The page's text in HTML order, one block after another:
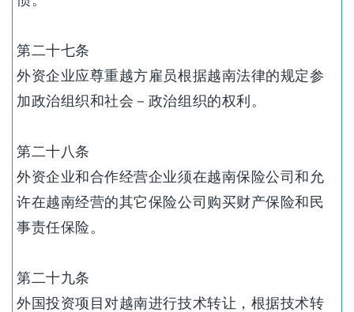
第二十七条
外资企业应尊重越方雇员根据越南法律的规定参
加政治组织和社会－政治组织的权利。
第二十八条
外资企业和合作经营企业须在越南保险公司和允
许在越南经营的其它保险公司购买财产保险和民
事责任保险。
第二十九条
外国投资项目对越南进行技术转让，根据技术转